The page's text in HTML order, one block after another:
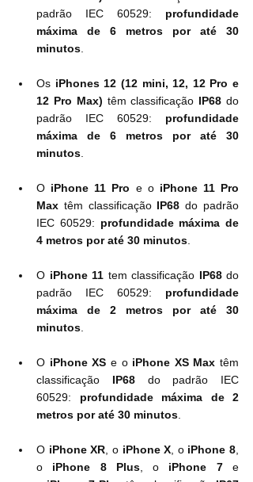
padrão IEC 60529: profundidade
máxima de 6 metros por até 30
minutos
Os iPhones 12 (12 mini, 12, 12 Pro e
12 Pro Max) têm classificação IP68 do
padrão IEC 60529: profundidade
máxima de 6 metros por até 30
minutos
O iPhone 11 Pro e o iPhone 11 Pro
Max têm classificação IP68 do padrão
IEC 60529: profundidade máxima de
4 metros por até 30 minutos
O iPhone 11 tem classificação IP68 do
padrão IEC 60529: profundidade
máxima de 2 metros por até 30
minutos
O iPhone XS e o iPhone XS Max têm
classificação IP68 do padrão IEC
60529: profundidade máxima de 2
metros por até 30 minutos
O iPhone XR , o iPhone X , o iPhone 8
o iPhone 8 Plus, o iPhone 7 e